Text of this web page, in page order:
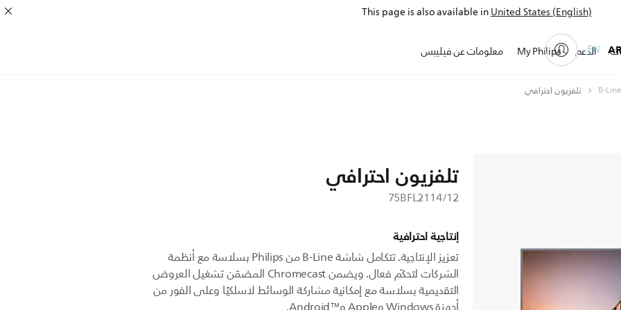
This page is also available inUnited States (English)
الدعم My Philips معلومات عن فيليبس EN
تلفزيون احترافي
تلفزيون احترافي
75BFL2114/12
إنتاجية احترافية
تعزيز الإنتاجية. تتكامل شاشة B-Line من Philips بسلاسة مع أنظمة
الشركات لتحكّم فعال. ويضمن Chromecast المضمّن تشغيل العروض
التقديمية بسلاسة مع إمكانية مشاركة الوسائط لاسلكيًا وعلى الفور من